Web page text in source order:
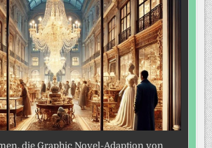
die Graphic Novel-Adaption von